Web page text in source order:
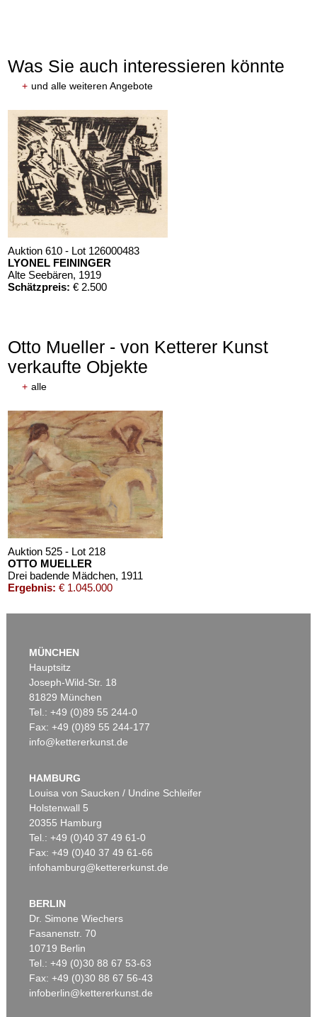
Was Sie auch interessieren könnte
+ und alle weiteren Angebote
Auktion 610 - Lot 126000483
LYONEL FEININGER
Alte Seebären, 1919
Schätzpreis: € 2.500
Auktion 610 - Lot 426000372
HERMANN MAX PECHSTEIN
Reisebilder , 1919
Schätzpreis:€ 1.600
Otto Mueller - von Ketterer Kunst
verkaufte Objekte
+ alle
Auktion 525 - Lot 218
OTTO MUELLER
Drei badende Mädchen, 1911
Ergebnis: € 1.045.000
Auktion 540 - Lot 24
Ergebnis:€ 825.500
Auktion 360 - Lot 123
OTTO MUELLER
Artistenpaar, 1910
Ergebnis:€ 780.000
Badende in Landschaft
Ergebnis:
MÜNCHEN
Hauptsitz
Joseph-Wild-Str. 18
81829 München
Tel.: +49 (0)89 55 244-0
Fax: +49 (0)89 55 244-177
info@kettererkunst.de
HAMBURG
Louisa von Saucken / Undine Schleifer
Holstenwall 5
20355 Hamburg
Tel.: +49 (0)40 37 49 61-0
Fax: +49 (0)40 37 49 61-66
infohamburg@kettererkunst.de
BERLIN
Dr. Simone Wiechers
Fasanenstr. 70
10719 Berlin
Tel.: +49 (0)30 88 67 53-63
Fax: +49 (0)30 88 67 56-43
infoberlin@kettererkunst.de